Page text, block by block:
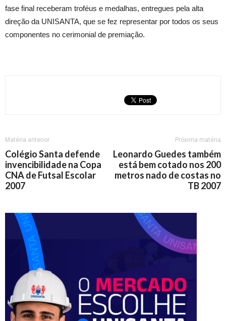
fase final receberam troféus e medalhas, entregues pela alta
direção da UNISANTA, que se fez representar por todos os seus
componentes no cerimonial de premiação.
Matéria anterior
Colégio Santa defende
invencibilidade na Copa
CNA de Futsal Escolar
2007
Próxima matéria
Leonardo Guedes também
está bem cotado nos 200
metros nado de costas no
TB 2007